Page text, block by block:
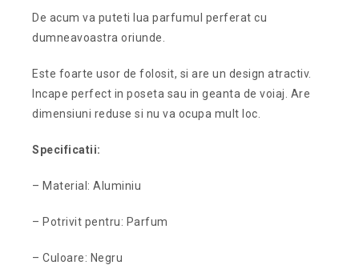
De acum va puteti lua parfumul perferat cu
dumneavoastra oriunde.
Este foarte usor de folosit, si are un design atractiv.
Incape perfect in poseta sau in geanta de voiaj. Are
dimensiuni reduse si nu va ocupa mult loc.
Specificatii:
– Material: Aluminiu
– Potrivit pentru: Parfum
– Culoare: Negru